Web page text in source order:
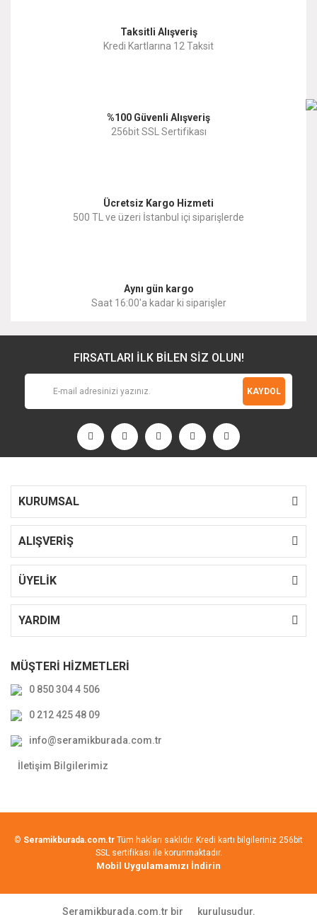
Ürün resmi kalitesiz, bozuk veya görüntülenemiyor.
Ürün fiyatı diğer sitelerden daha pahalı.
Taksitli Alışveriş
Kredi Kartlarına 12 Taksit
%100 Güvenli Alışveriş
256bit SSL Sertifikası
Ücretsiz Kargo Hizmeti
500 TL ve üzeri İstanbul içi siparişlerde
Aynı gün kargo
Saat 16:00'a kadar ki siparişler
FIRSATLARI İLK BİLEN SİZ OLUN!
KAYDOL
KURUMSAL
ALIŞVERİŞ
ÜYELİK
YARDIM
MÜŞTERİ HİZMETLERİ
0 850 304 4 506
0 212 425 48 09
info@seramikburada.com.tr
İletişim Bilgilerimiz
© Seramikburada.com.tr Tüm hakları saklıdır. Kredi kartı bilgileriniz 256bit
SSL sertifikası ile korunmaktadır.
Mobil Uygulamamızı İndirin
Seramikburada.com.tr bir kuruluşudur.